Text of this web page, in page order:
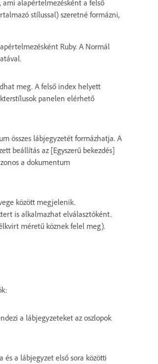
alapértelmezésként a felső
stílussal) szeretné formázni,
Ruby. A Normál
meg. A felső index helyett
panelen elérhető
összes lábjegyzetét formázhatja. A
beállítás az [Egyszerű bekezdés]
a dokumentum
között megjelenik.
is alkalmazhat elválasztóként.
méretű köznek felel meg).
a lábjegyzeteket az oszlopok
és a lábjegyzet első sora közötti